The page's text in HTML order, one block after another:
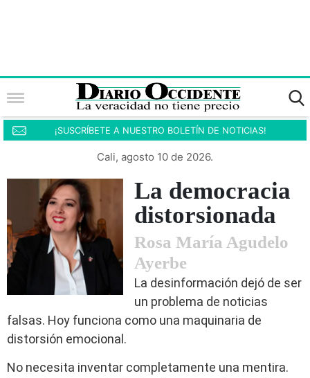
¡SUSCRÍBETE A NUESTRO BOLETÍN DE NOTICIAS!
Cali, agosto 10 de 2026.
La democracia
distorsionada
Rosa María Agudelo
Ayerbe
La desinformación dejó de ser
un problema de noticias
falsas. Hoy funciona como una maquinaria de
distorsión emocional.
No necesita inventar completamente una mentira.